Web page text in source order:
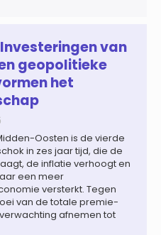
bedrijfsfunctie: bij
van
geopolitieke
het
Oosten is de vierde
in zes jaar tijd, die de
de inflatie verhoogt en
een meer
versterkt. Tegen
van de totale premie-
afnemen tot